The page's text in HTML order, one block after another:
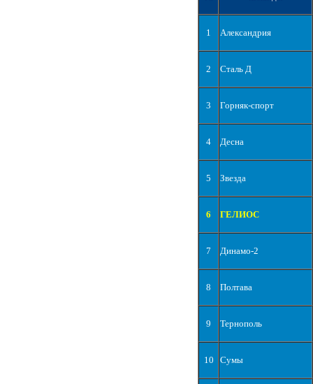
1 Александрия
2 Сталь Д
3 Горняк-спорт
4 Десна
5 Звезда
6 ГЕЛИОС
7 Динамо-2
8 Полтава
9 Тернополь
10 Сумы